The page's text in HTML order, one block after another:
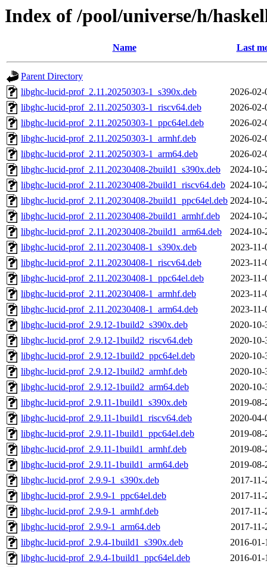
Index of /pool/universe/h/
Name Last
Parent Directory
libghc-lucid-prof_2.11.20250303-1_s390x.deb
2026-02-
libghc-lucid-prof_2.11.20250303-1_riscv64.deb
2026-02-
libghc-lucid-prof_2.11.20250303-1_ppc64el.deb
2026-02-
libghc-lucid-prof_2.11.20250303-1_armhf.deb
2026-02-
libghc-lucid-prof_2.11.20250303-1_arm64.deb
2026-02-
libghc-lucid-prof_2.11.20230408-2build1_s390x.deb
2024-10-
libghc-lucid-prof_2.11.20230408-2build1_riscv64.deb 2024-10-
libghc-lucid-prof_2.11.20230408-2build1_ppc64el.deb 2024-10-
libghc-lucid-prof_2.11.20230408-2build1_armhf.deb
2024-10-
libghc-lucid-prof_2.11.20230408-2build1_arm64.deb
2024-10-
libghc-lucid-prof_2.11.20230408-1_s390x.deb
2023-
libghc-lucid-prof_2.11.20230408-1_riscv64.deb
2023-
libghc-lucid-prof_2.11.20230408-1_ppc64el.deb
2023-
libghc-lucid-prof_2.11.20230408-1_armhf.deb
2023-
libghc-lucid-prof_2.11.20230408-1_arm64.deb
2023-
libghc-lucid-prof_2.9.12-1build2_s390x.deb
2020-10-
libghc-lucid-prof_2.9.12-1build2_riscv64.deb
2020-10-
libghc-lucid-prof_2.9.12-1build2_ppc64el.deb
2020-10-
libghc-lucid-prof_2.9.12-1build2_armhf.deb
2020-10-
libghc-lucid-prof_2.9.12-1build2_arm64.deb
2020-10-
libghc-lucid-prof_2.9.11-1build1_s390x.deb
2019-08-
libghc-lucid-prof_2.9.11-1build1_riscv64.deb
2020-04-
libghc-lucid-prof_2.9.11-1build1_ppc64el.deb
2019-08-
libghc-lucid-prof_2.9.11-1build1_armhf.deb
2019-08-
libghc-lucid-prof_2.9.11-1build1_arm64.deb
2019-08-
libghc-lucid-prof_2.9.9-1_s390x.deb
2017-
libghc-lucid-prof_2.9.9-1_ppc64el.deb
2017-
libghc-lucid-prof_2.9.9-1_armhf.deb
2017-
libghc-lucid-prof_2.9.9-1_arm64.deb
2017-
libghc-lucid-prof_2.9.4-1build1_s390x.deb
2016-01-
libghc-lucid-prof_2.9.4-1build1_ppc64el.deb
2016-01-